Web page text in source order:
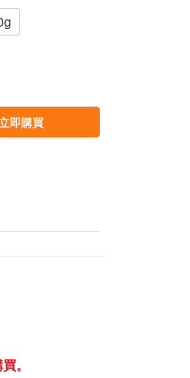
即購買
。